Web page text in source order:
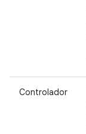
Controlador